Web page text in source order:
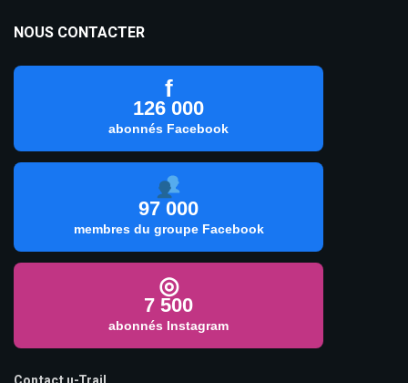
NOUS CONTACTER
f
126 000
abonnés Facebook
97 000
membres du groupe Facebook
◎
7 500
abonnés Instagram